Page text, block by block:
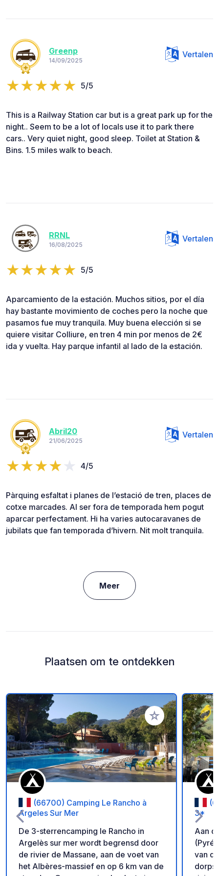
Greenp
14/09/2025
Vertalen
5/5
This is a Railway Station car but is a great park up for the
night.. Seem to be a lot of locals use it to park there
cars.. Very quiet night, good sleep. Toilet at Station &
Bins. 1.5 miles walk to beach.
RRNL
16/08/2025
Vertalen
5/5
Aparcamiento de la estación. Muchos sitios, por el día
hay bastante movimiento de coches pero la noche que
pasamos fue muy tranquila. Muy buena elección si se
quiere visitar Colliure, en tren 4 min por menos de 2€
ida y vuelta. Hay parque infantil al lado de la estación.
Abril20
21/06/2025
Vertalen
4/5
Pàrquing esfaltat i planes de l’estació de tren, places de
cotxe marcades. Al ser fora de temporada hem pogut
aparcar perfectament. Hi ha varies autocaravanes de
jubilats que fan temporada d’hivern. Nit molt tranquila.
Meer
Plaatsen om te ontdekken
Voeg toe aan je
(66700) Camping Le Rancho à
Argeles Sur Mer
De 3-sterrencamping le Rancho in
Argelès sur mer wordt begrensd door
de rivier de Massane, aan de voet van
het Albères-massief en op 6 km van de
3*
Aan
van